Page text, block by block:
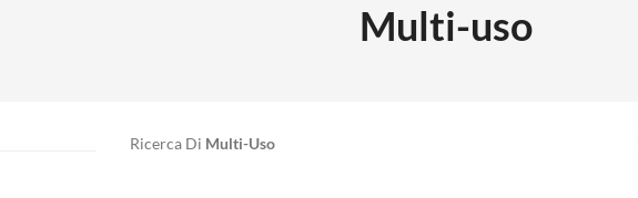
Multi-uso
Ricerca Di Multi-Uso